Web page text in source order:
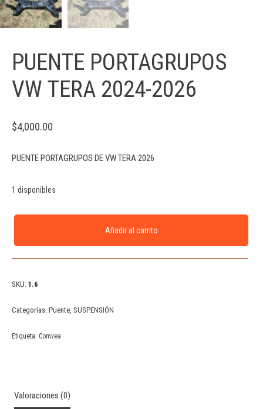
PUENTE PORTAGRUPOS
VW TERA 2024-2026
$4,000.00
PUENTE PORTAGRUPOS DE VW TERA 2026
1 disponibles
Añadir al carrito
SKU: 1.6
Categorías: Puente SUSPENSIÓN
Etiqueta: Comvea
Valoraciones (0)